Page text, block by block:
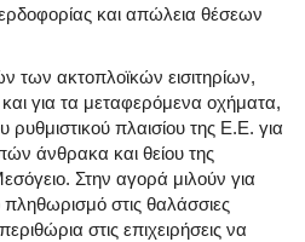
και απώλεια θέσεων
των ακτοπλοϊκών εισιτηρίων,
για τα μεταφερόμενα οχήματα,
πλαισίου της Ε.Ε. για
άνθρακα και θείου της
Στην αγορά μιλούν για
στις θαλάσσιες
στις επιχειρήσεις να